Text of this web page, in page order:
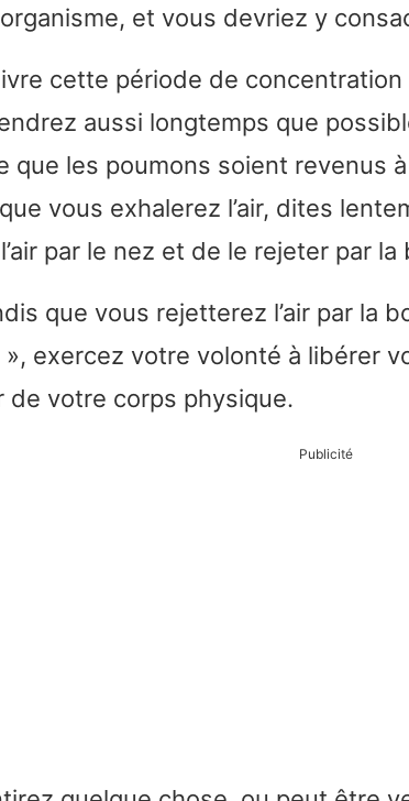
et vous devriez y
cette période de concentration
aussi longtemps que
que les poumons soient revenus
vous exhalerez l’air, dites
l’air par le nez et de le rejeter par la
que vous rejetterez l’air par la
», exercez votre volonté à libérer
de votre corps physique.
Publicité